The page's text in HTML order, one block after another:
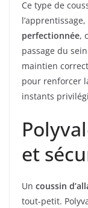
Ce type de
perfectionnée,
passage du
maintien
pour renforcer
instants
et
Un coussin
tout-petit.